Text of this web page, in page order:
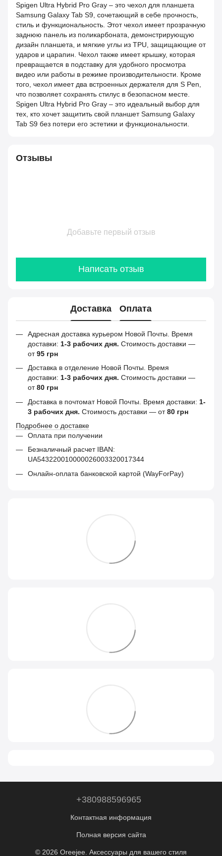
Spigen Ultra Hybrid Pro Gray – это чехол для планшета
Samsung Galaxy Tab S9, сочетающий в себе прочность,
стиль и функциональность. Этот чехол имеет прозрачную
заднюю панель из поликарбоната, демонстрирующую
дизайн планшета, и мягкие углы из TPU, защищающие от
ударов и царапин. Чехол также имеет крышку, которая
превращается в подставку для удобного просмотра
видео или работы в режиме производительности. Кроме
того, чехол имеет два встроенных держателя для S Pen,
что позволяет сохранять стилус в безопасном месте.
Spigen Ultra Hybrid Pro Gray – это идеальный выбор для
тех, кто хочет защитить свой планшет Samsung Galaxy
Tab S9 без потери его эстетики и функциональности.
Отзывы
Добавьте первый отзыв
Написать отзыв
Доставка Оплата
Адресная доставка курьером Новой Почты. Время
доставки: 1-3 рабочих дня. Стоимость доставки —
от95 грн
Доставка в отделение Новой Почты. Время
доставки: 1-3 рабочих дня. Стоимость доставки —
от80 грн
Доставка в почтомат Новой Почты. Время доставки: 1-
3 рабочих дня. Стоимость доставки — от80 грн
Подробнее о доставке
Оплата при получении
Безналичный расчет IBAN:
UA543220010000026003320017344
Онлайн-оплата банковской картой (WayForPay)
+380988596965
Контактная информация
Полная версия сайта
© 2026 Oreejee. Аксессуары для вашего стиля